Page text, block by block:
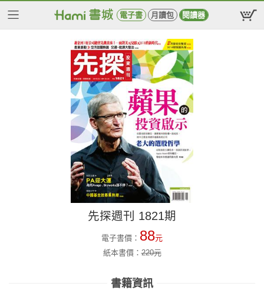
電子書 月讀包 閱讀器
先探週刊 1821期
電子書價： 88元
紙本書價：220元
書籍資訊